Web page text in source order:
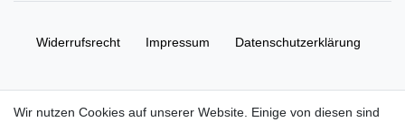
Widerrufs­recht Impressum Daten­schutz­erklärung
Wir nutzen Cookies auf unserer Website. Einige von diesen sind